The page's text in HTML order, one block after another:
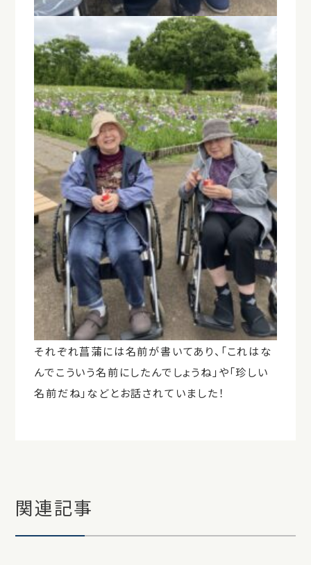
それぞれ菖蒲には名前が書いてあり、「これはな
んでこういう名前にしたんでしょうね」や「珍しい
名前だね」などとお話されていました！
関連記事